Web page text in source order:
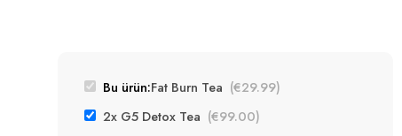
Bu ürün:Fat Burn Tea (€29.99)
2x G5 Detox Tea (€99.00)